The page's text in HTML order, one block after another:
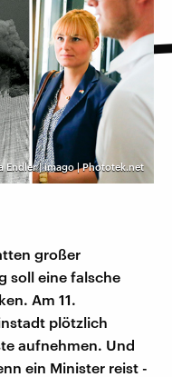
Endler | imago | Phototek.net
großer
soll eine falsche
Am 11.
plötzlich
aufnehmen. Und
ein Minister reist -